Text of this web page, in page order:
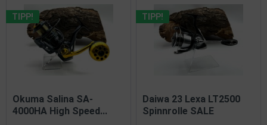
TIPP!
Okuma Salina SA-
4000HA High Speed...
TIPP!
Daiwa 23 Lexa LT2500
Spinnrolle SALE